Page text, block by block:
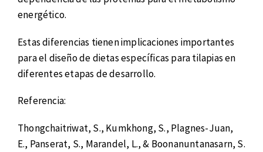
energético.
Estas diferencias tienen implicaciones importantes
para el diseño de dietas específicas para tilapias en
diferentes etapas de desarrollo.
Referencia:
Thongchaitriwat, S., Kumkhong, S., Plagnes-Juan,
E., Panserat, S., Marandel, L., & Boonanuntanasarn, S.